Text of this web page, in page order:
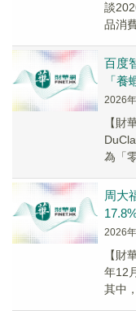
談
品消
百度
「養
2026
【財
為「
周大
2026
【財
年12
其中